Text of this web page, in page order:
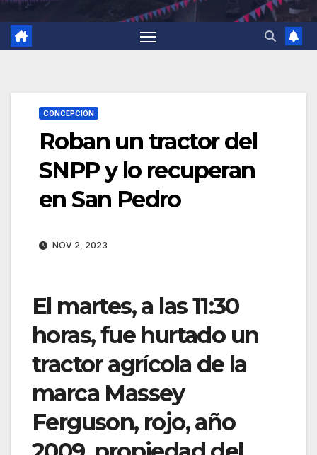
CONCEPCIÓN
Roban un tractor del
SNPP y lo recuperan
en San Pedro
NOV 2, 2023
El martes, a las 11:30
horas, fue hurtado un
tractor agrícola de la
marca Massey
Ferguson, rojo, año